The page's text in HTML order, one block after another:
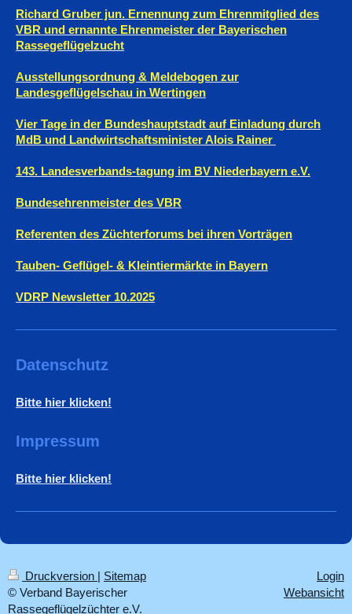
Richard Gruber jun. Ernennung zum Ehrenmitglied des
VBR und ernannte Ehrenmeister der Bayerischen
Rassegeflügelzucht
Ausstellungsordnung & Meldebogen zur
Landesgeflügelschau in Wertingen
Vier Tage in der Bundeshauptstadt auf Einladung durch
MdB und Landwirtschaftsminister Alois Rainer
143. Landesverbands-tagung im BV Niederbayern e.V.
Bundesehrenmeister des VBR
Referenten des Züchterforums bei ihren Vorträgen
Tauben- Geflügel- & Kleintiermärkte in Bayern
VDRP Newsletter 10.2025
Datenschutz
Bitte hier klicken!
Impressum
Bitte hier klicken!
Druckversion | Sitemap
© Verband Bayerischer
Rassegeflügelzüchter e.V.
Login
Webansicht